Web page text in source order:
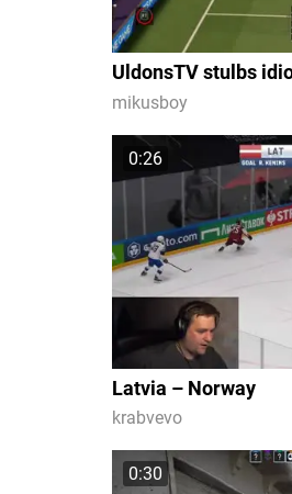
UldonsTV stulbs
mikusboy
0:26
Latvia – Norway
krabvevo
0:30